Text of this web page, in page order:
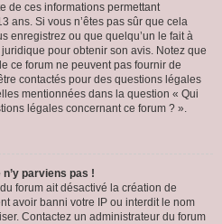
de ces informations permettant
ans. Si vous n’êtes pas sûr que cela
enregistrez ou que quelqu’un le fait à
pour obtenir son avis. Notez que
ce forum ne peuvent pas fournir de
contactés pour des questions légales
mentionnées dans la question « Qui
légales concernant ce forum ? ».
parviens pas !
forum ait désactivé la création de
avoir banni votre IP ou interdit le nom
Contactez un administrateur du forum